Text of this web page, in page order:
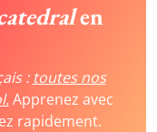
en
: toutes nos
Apprenez avec
rapidement.